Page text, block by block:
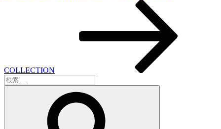
COLLECTION
検
索: